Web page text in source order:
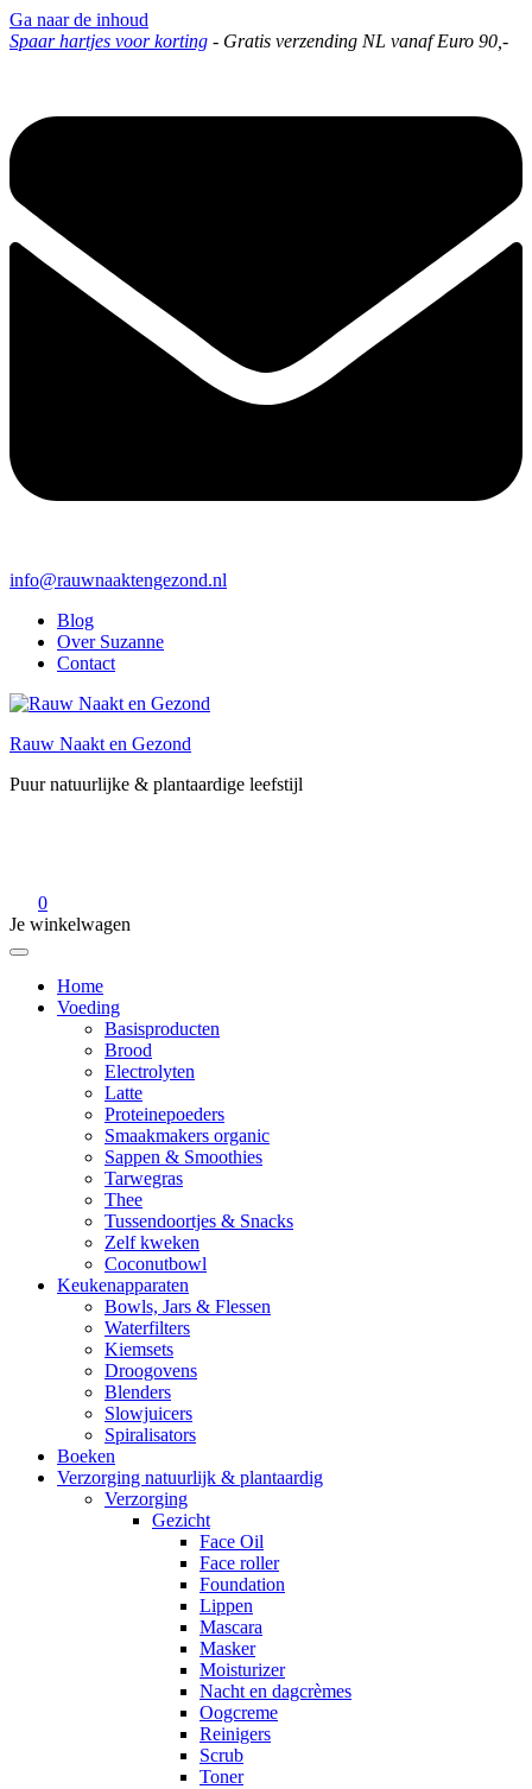
Ga naar de inhoud
Spaar hartjes voor korting - Gratis verzending NL vanaf Euro 90,-
info@rauwnaaktengezond.nl
Blog
Over Suzanne
Contact
Rauw Naakt en Gezond
Puur natuurlijke & plantaardige leefstijl
0
Je winkelwagen
Home
Voeding
Basisproducten
Brood
Electrolyten
Latte
Proteinepoeders
Smaakmakers organic
Sappen & Smoothies
Tarwegras
Thee
Tussendoortjes & Snacks
Zelf kweken
Coconutbowl
Keukenapparaten
Bowls, Jars & Flessen
Waterfilters
Kiemsets
Droogovens
Blenders
Slowjuicers
Spiralisators
Boeken
Verzorging natuurlijk & plantaardig
Verzorging
Gezicht
Face Oil
Face roller
Foundation
Lippen
Mascara
Masker
Moisturizer
Nacht en dagcrèmes
Oogcreme
Reinigers
Scrub
Toner